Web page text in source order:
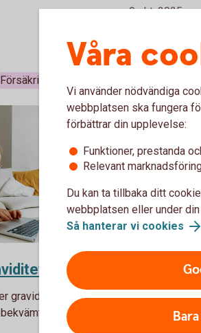
bagage som inte
– men ibland kan
Då är det bra att
har och vilken
få vid till exempel
Försäkringar
testamente
9 okt. 2025
graviditeten kan
med rätt
vi på saker du
sparande
De flesta
Våra
Vi använder nödvändiga
webbplatsen ska fungera
förbättrar din upplevelse:
Funktioner, prestanda
Relevant
Du kan ta tillbaka ditt
webbplatsen eller under
Så hanterar vi cookies